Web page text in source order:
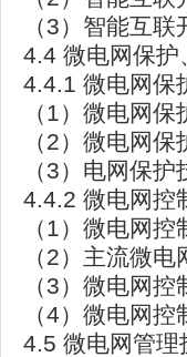
（3）智能互
4.4 微电网保护
4.4.1 微电网保
（1）微电网
（2）微电网
（3）电网保
4.4.2 微电网控
（1）微电网
（2）主流微
（3）微电网
（4）微电网
4.5 微电网管理